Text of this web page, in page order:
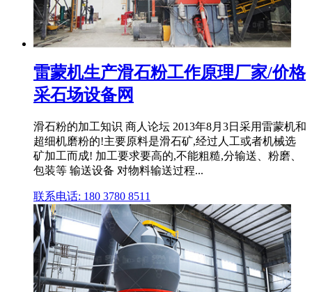
雷蒙机生产滑石粉工作原理厂家/价格
采石场设备网
滑石粉的加工知识 商人论坛 2013年8月3日采用雷蒙机和
超细机磨粉的!主要原料是滑石矿,经过人工或者机械选
矿加工而成! 加工要求要高的,不能粗糙,分输送、粉磨、
包装等 输送设备 对物料输送过程...
联系电话: 180 3780 8511